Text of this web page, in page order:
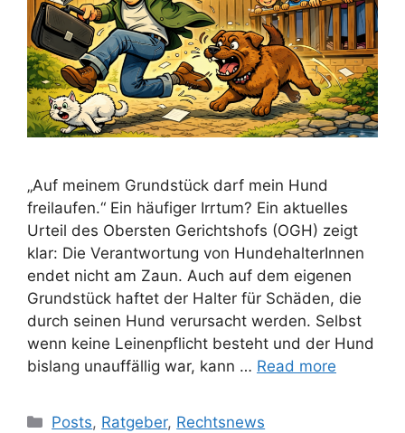
„Auf meinem Grundstück darf mein Hund
freilaufen.“ Ein häufiger Irrtum? Ein aktuelles
Urteil des Obersten Gerichtshofs (OGH) zeigt
klar: Die Verantwortung von HundehalterInnen
endet nicht am Zaun. Auch auf dem eigenen
Grundstück haftet der Halter für Schäden, die
durch seinen Hund verursacht werden. Selbst
wenn keine Leinenpflicht besteht und der Hund
bislang unauffällig war, kann … Read more
Posts, Ratgeber, Rechtsnews